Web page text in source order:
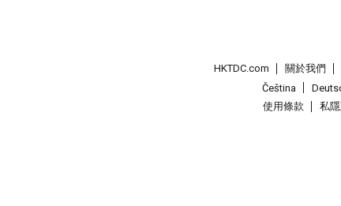
HKTDC.com 關於我們
Čeština
使用條款
私